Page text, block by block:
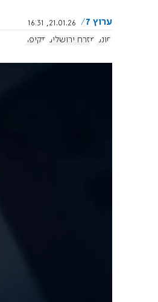
ערוץ 7
21.01.26, 16:31
חוננו מזרח ירושלים תקיפה